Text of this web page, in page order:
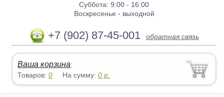
Суббота:9:00 - 16:00
Воскресенье - выходной
+7 (902) 87-45-001 обратная связь
Ваша корзина:
Товаров:0 На сумму:0 р.